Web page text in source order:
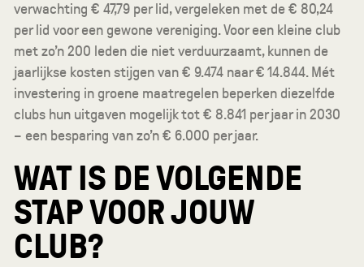
verwachting € 47,79 per lid, vergeleken met de € 80,24
per lid voor een gewone vereniging. Voor een kleine club
met zo’n 200 leden die niet verduurzaamt, kunnen de
jaarlijkse kosten stijgen van € 9.474 naar € 14.844. Mét
investering in groene maatregelen beperken diezelfde
clubs hun uitgaven mogelijk tot € 8.841 per jaar in 2030
– een besparing van zo’n € 6.000 per jaar.
WAT IS DE VOLGENDE
STAP VOOR JOUW
CLUB?